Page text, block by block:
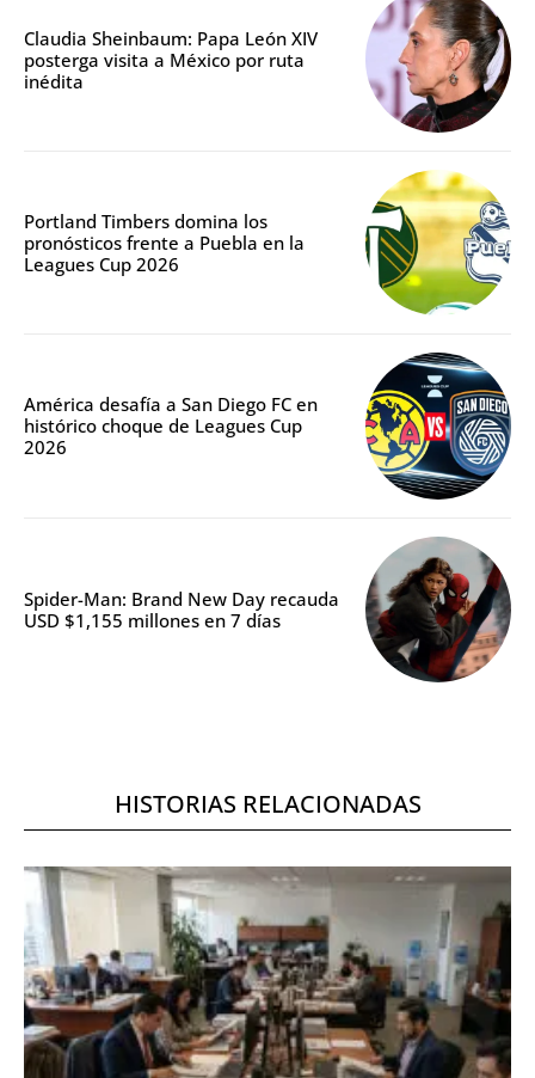
Claudia Sheinbaum: Papa León XIV
posterga visita a México por ruta
inédita
Portland Timbers domina los
pronósticos frente a Puebla en la
Leagues Cup 2026
América desafía a San Diego FC en
histórico choque de Leagues Cup
2026
Spider-Man: Brand New Day recauda
USD $1,155 millones en 7 días
HISTORIAS RELACIONADAS